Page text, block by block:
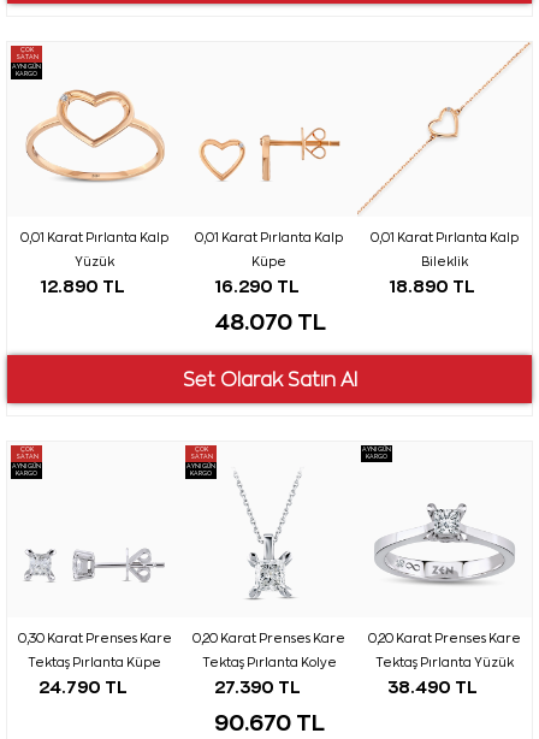
ÇOK
SATAN
AYNI GÜN
KARGO
0,01 Karat Pırlanta Kalp
Yüzük
12.890 TL
0,01 Karat Pırlanta Kalp
Küpe
16.290 TL
0,01 Karat Pırlanta Kalp
Bileklik
18.890 TL
48.070 TL
ÇOK
SATAN
AYNI GÜN
KARGO
0,30 Karat Prenses Kare
Tektaş Pırlanta Küpe
24.790 TL
ÇOK
SATAN
AYNI GÜN
KARGO
0,20 Karat Prenses Kare
Tektaş Pırlanta Kolye
27.390 TL
AYNI GÜN
KARGO
0,20 Karat Prenses Kare
Tektaş Pırlanta Yüzük
38.490 TL
90.670 TL